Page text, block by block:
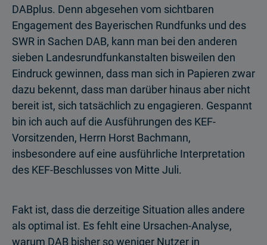
DABplus. Denn abgesehen vom sichtbaren
Engagement des Bayerischen Rundfunks und des
SWR in Sachen DAB, kann man bei den anderen
sieben Landesrundfunkanstalten bisweilen den
Eindruck gewinnen, dass man sich in Papieren zwar
dazu bekennt, dass man darüber hinaus aber nicht
bereit ist, sich tatsächlich zu engagieren. Gespannt
bin ich auch auf die Ausführungen des KEF-
Vorsitzenden, Herrn Horst Bachmann,
insbesondere auf eine ausführliche Interpretation
des KEF-Beschlusses von Mitte Juli.
Fakt ist, dass die derzeitige Situation alles andere
als optimal ist. Es fehlt eine Ursachen-Analyse,
warum DAB bisher so weniger Nutzer in